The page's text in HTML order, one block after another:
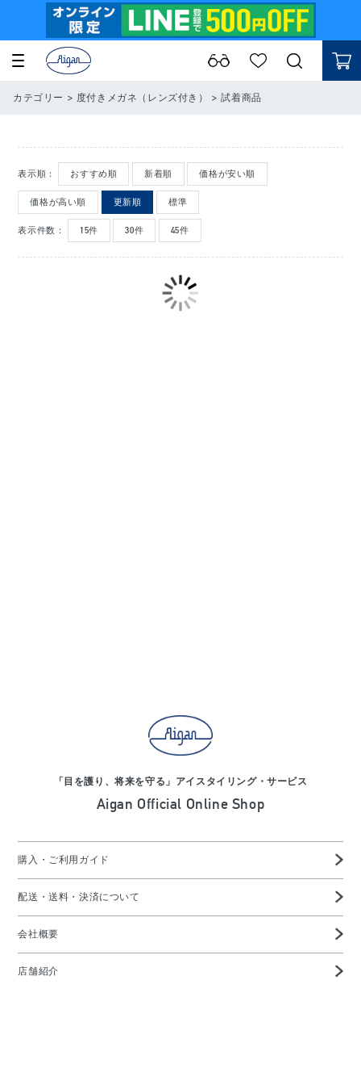
カテゴリー > 度付きメガネ（レンズ付き） >試着商品
表示順： おすすめ順 新着順 価格が安い順
価格が高い順 更新順 標準
表示件数： 15件 30件 45件
「目を護り、将来を守る」アイスタイリング・サービス
Aigan Official Online Shop
購入・ご利用ガイド
配送・送料・決済について
会社概要
店舗紹介